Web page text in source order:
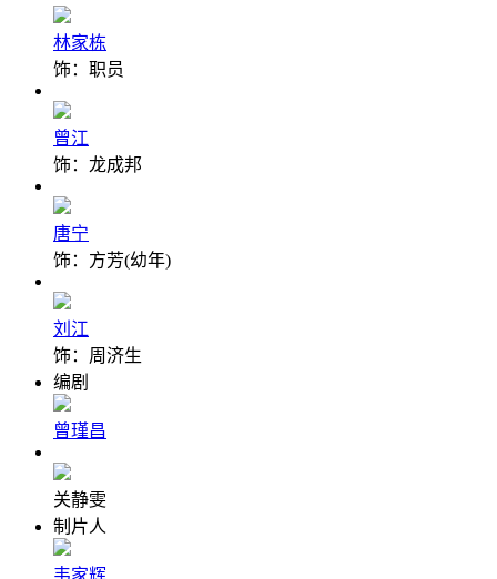
林家栋
饰：职员
曾江
饰：龙成邦
唐宁
饰：方芳(幼年)
刘江
饰：周济生
编剧
曾瑾昌
关静雯
制片人
韦家辉